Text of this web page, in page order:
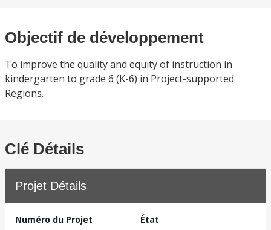
Objectif de développement
To improve the quality and equity of instruction in
kindergarten to grade 6 (K-6) in Project-supported
Regions.
Clé Détails
Projet Détails
Numéro du Projet
État